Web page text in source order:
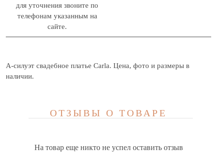
для уточнения звоните по
телефонам указанным на
сайте.
А-силуэт свадебное платье Carla. Цена, фото и размеры в
наличии.
ОТЗЫВЫ О ТОВАРЕ
На товар еще никто не успел оставить отзыв